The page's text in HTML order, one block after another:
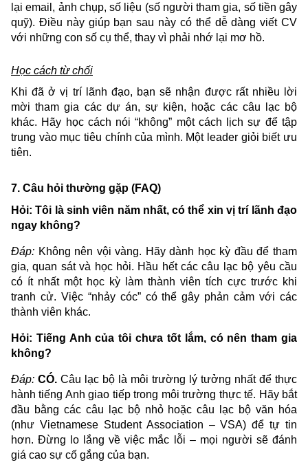
lại email, ảnh chụp, số liệu (số người tham gia, số tiền gây
quỹ). Điều này giúp bạn sau này có thể dễ dàng viết CV
với những con số cụ thể, thay vì phải nhớ lại mơ hồ.
Học cách từ chối
Khi đã ở vị trí lãnh đạo, bạn sẽ nhận được rất nhiều lời
mời tham gia các dự án, sự kiện, hoặc các câu lạc bộ
khác. Hãy học cách nói “không” một cách lịch sự để tập
trung vào mục tiêu chính của mình. Một leader giỏi biết ưu
tiên.
7. Câu hỏi thường gặp (FAQ)
Hỏi: Tôi là sinh viên năm nhất, có thể xin vị trí lãnh đạo
ngay không?
Đáp: Không nên vội vàng. Hãy dành học kỳ đầu để tham
gia, quan sát và học hỏi. Hầu hết các câu lạc bộ yêu cầu
có ít nhất một học kỳ làm thành viên tích cực trước khi
tranh cử. Việc “nhảy cóc” có thể gây phản cảm với các
thành viên khác.
Hỏi: Tiếng Anh của tôi chưa tốt lắm, có nên tham gia
không?
Đáp: CÓ. Câu lạc bộ là môi trường lý tưởng nhất để thực
hành tiếng Anh giao tiếp trong môi trường thực tế. Hãy bắt
đầu bằng các câu lạc bộ nhỏ hoặc câu lạc bộ văn hóa
(như Vietnamese Student Association – VSA) để tự tin
hơn. Đừng lo lắng về việc mắc lỗi – mọi người sẽ đánh
giá cao sự cố gắng của bạn.